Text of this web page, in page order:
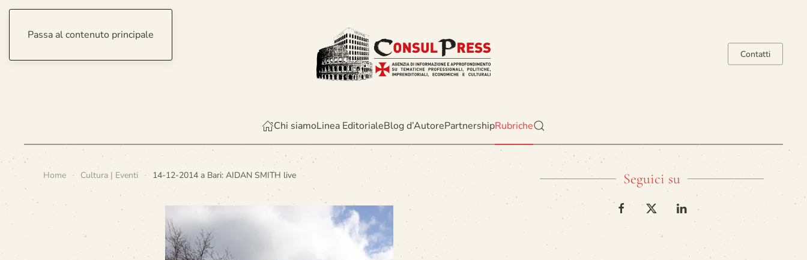
Passa al contenuto principale
Contatti
Chi siamoLinea EditorialeBlog d’AutorePartnershipRubriche
Home Cultura | Eventi 14-12-2014 a Bari: AIDAN SMITH live Seguici su